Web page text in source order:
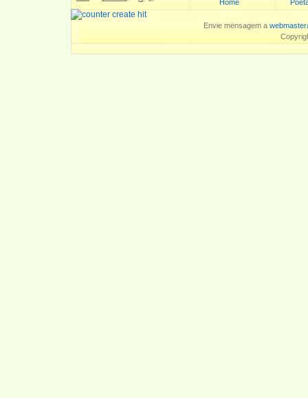
Home
Envie mensagem a